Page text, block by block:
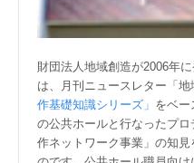
財団法人地域創造が2006年
は、月刊ニュースレター「
作基礎知識シリーズ」 をベー
の公共ホールと行なったプ
作ネットワーク事業」の知